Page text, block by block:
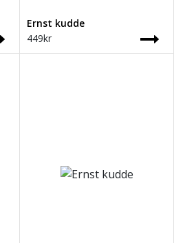
Ernst kudde
449kr